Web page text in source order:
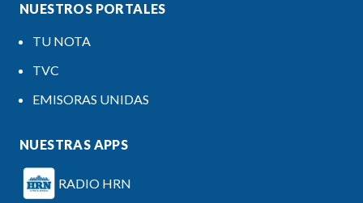
NUESTROS PORTALES
TU NOTA
TVC
EMISORAS UNIDAS
NUESTRAS APPS
RADIO HRN